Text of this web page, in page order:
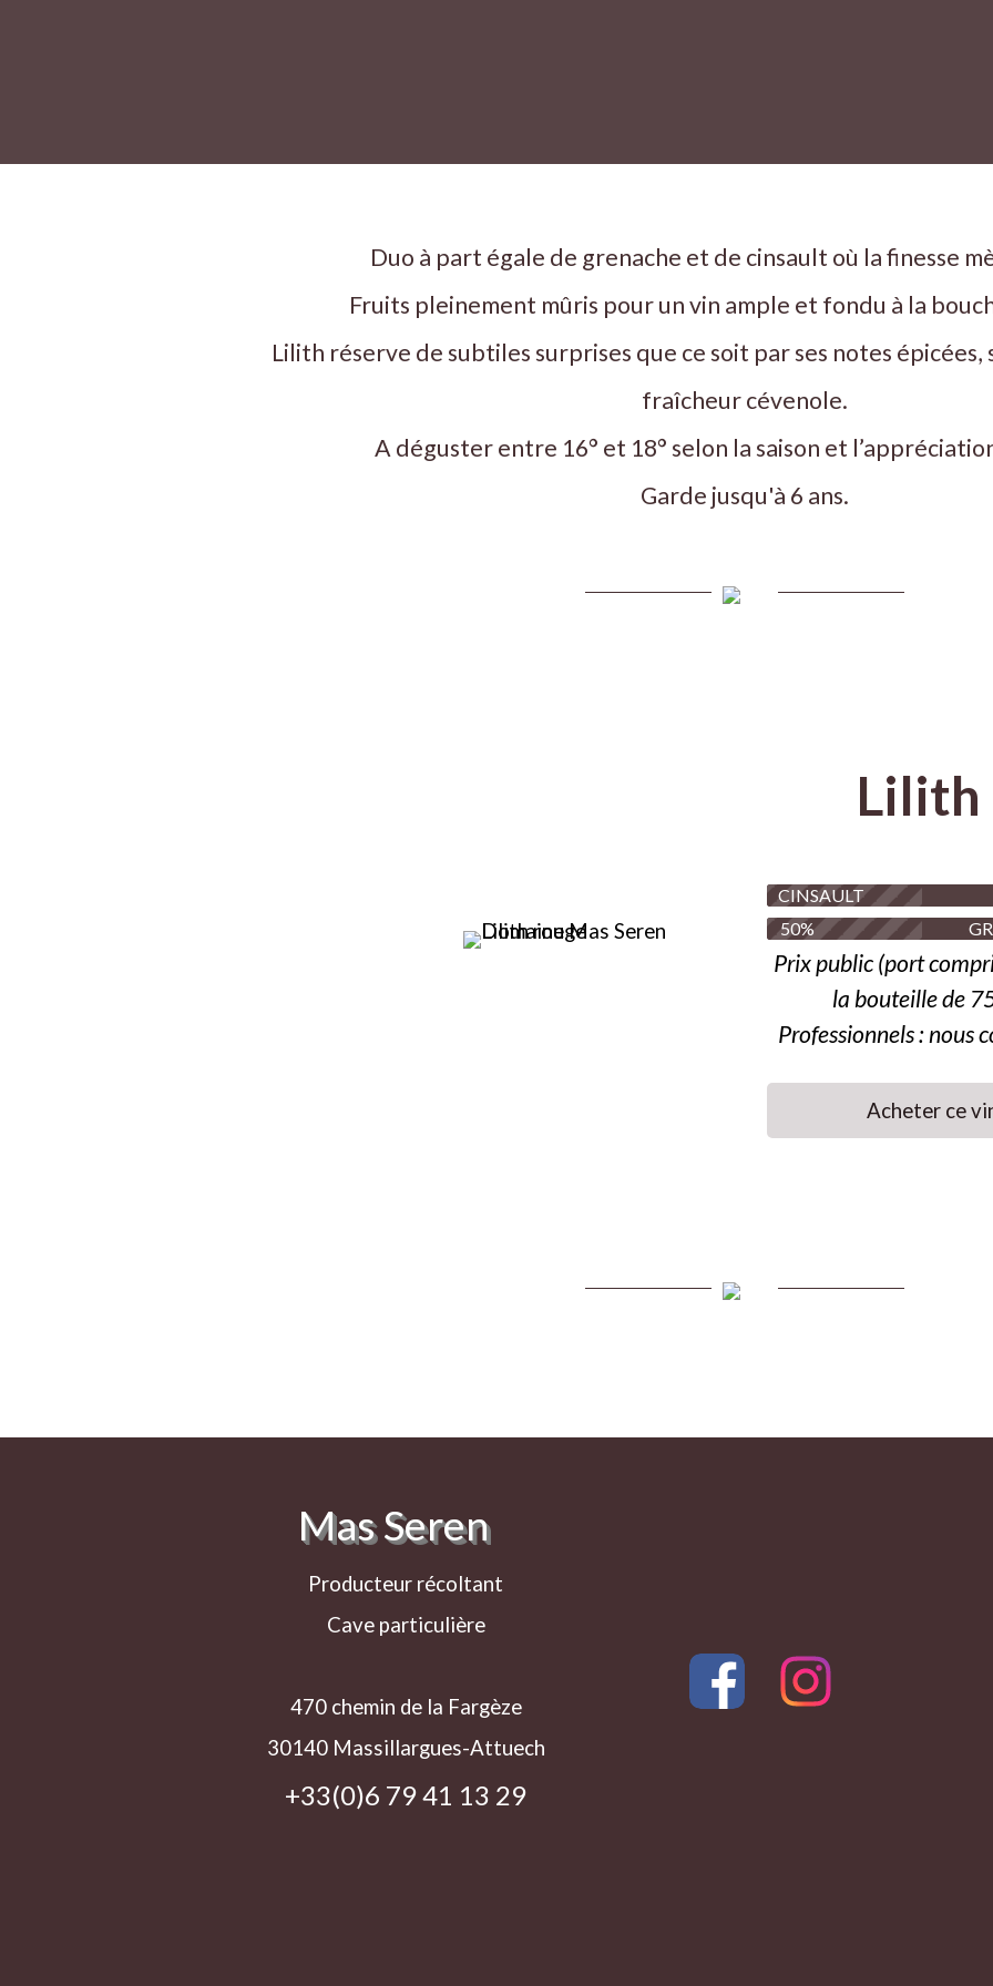
Duo à part égale de grenache et de cinsault où la finesse
Fruits pleinement mûris pour un vin ample et fondu à la
Lilith réserve de subtiles surprises que ce soit par ses notes épicées,
fraîcheur cévenole.
A déguster entre 16° et 18° selon la saison et
Garde jusqu'à 6 ans.
Lilith
CINSAULT
50%
Prix public(port
la bouteille de
Professionnels : nous
Acheter ce
Producteur récoltant
Cave particulière
470 chemin de la Fargèze
30140 Massillargues-Attuech
+33(0)6 79 41 13 29
Mas Seren